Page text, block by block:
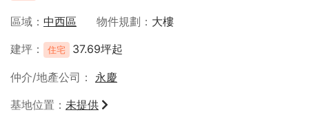
區域 中西區 物件規劃
大樓
建坪
住宅 37.69坪起
仲介/地產公司
永慶
基地位置
未提供